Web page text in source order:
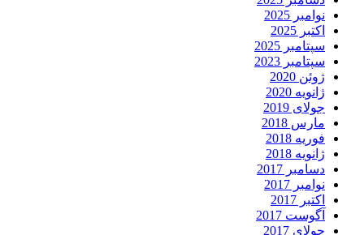
نوامبر 2025
اکتبر 2025
سپتامبر 2025
سپتامبر 2023
ژوئن 2020
ژانویه 2020
جولای 2019
مارس 2018
فوریه 2018
ژانویه 2018
دسامبر 2017
نوامبر 2017
اکتبر 2017
آگوست 2017
جولای 2017